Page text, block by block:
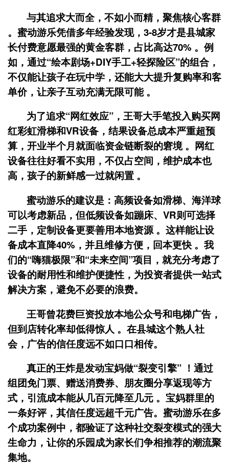
与其追求大而全，不如小而精，聚焦核心客群
。蜜动游乐凭借多年经验发现，3-8岁才是县城家
长付费意愿最强的黄金客群，占比高达70% 。例
如，通过“绘本剧场+DIY手工+轻探险区”的组合，
不仅能让孩子在玩中学，还能大大提升复购率和客
单价，让亲子互动充满无限可能 。
为了追求“网红效应”，王哥大手笔投入购买网
红彩虹滑梯和VR设备，结果设备总成本严重超预
算，开业半个月就面临资金链断裂的窘境 。网红
设备往往好看不实用，不仅占空间，维护成本也
高，孩子的新鲜感一过就闲置 。
蜜动游乐的建议是：高频设备如滑梯、海洋球
可以考虑新品，但低频设备如蹦床、VR则可选择
二手 ，定制设备更要善用本地资源。这样能让设
备成本直降40%，并且维修方便，回本更快 。我
们的“嗨猫极限”和“未来空间”项目，就充分考虑了
设备的耐用性和维护便捷性，为投资者提供一站式
解决方案，避免不必要的浪费。
王哥曾花费巨资投放本地公众号和电梯广告，
但到店转化率却低得惊人 。在县城这个熟人社
会，广告的信任度远不如口口相传。
真正的王炸是发动宝妈做“裂变引擎” ！通过
组团免门票、赠送消费券、朋友圈分享返现等方
式，引流成本能从几百元降至几元 。宝妈群里的
一条好评，其信任度远超千元广告。蜜动游乐在多
个成功案例中，都验证了这种社交裂变模式的强大
生命力，让你的乐园成为家长们争相推荐的潮流聚
集地。